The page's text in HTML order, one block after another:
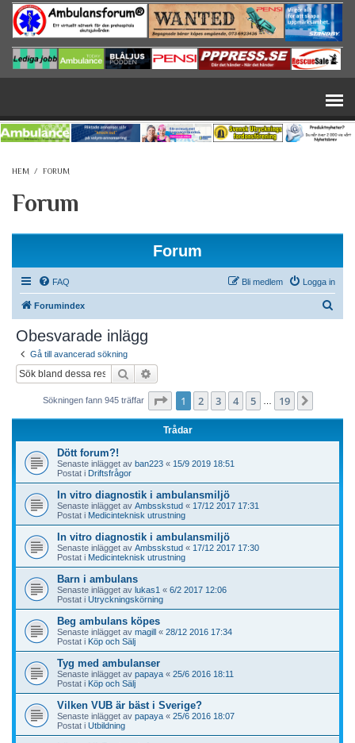
Hoppa till huvudinnehåll
HEM / FORUM
Forum